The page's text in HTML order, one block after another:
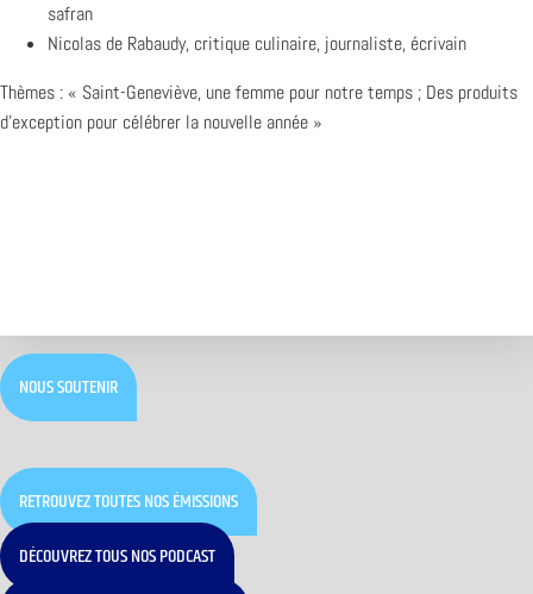
safran
Nicolas de Rabaudy, critique culinaire, journaliste, écrivain
Thèmes : « Saint-Geneviève, une femme pour notre temps ; Des produits
d’exception pour célébrer la nouvelle année »
NOUS SOUTENIR
RETROUVEZ TOUTES NOS ÉMISSIONS
DÉCOUVREZ TOUS NOS PODCAST